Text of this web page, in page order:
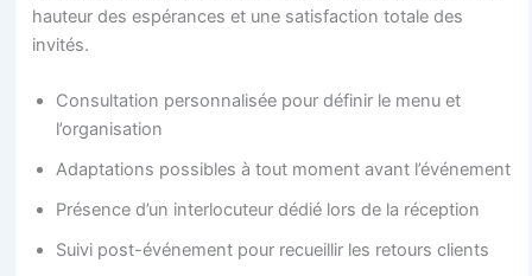
hauteur des espérances et une satisfaction totale des
invités.
Consultation personnalisée pour définir le menu et
l’organisation
Adaptations possibles à tout moment avant l’événement
Présence d’un interlocuteur dédié lors de la réception
Suivi post-événement pour recueillir les retours clients